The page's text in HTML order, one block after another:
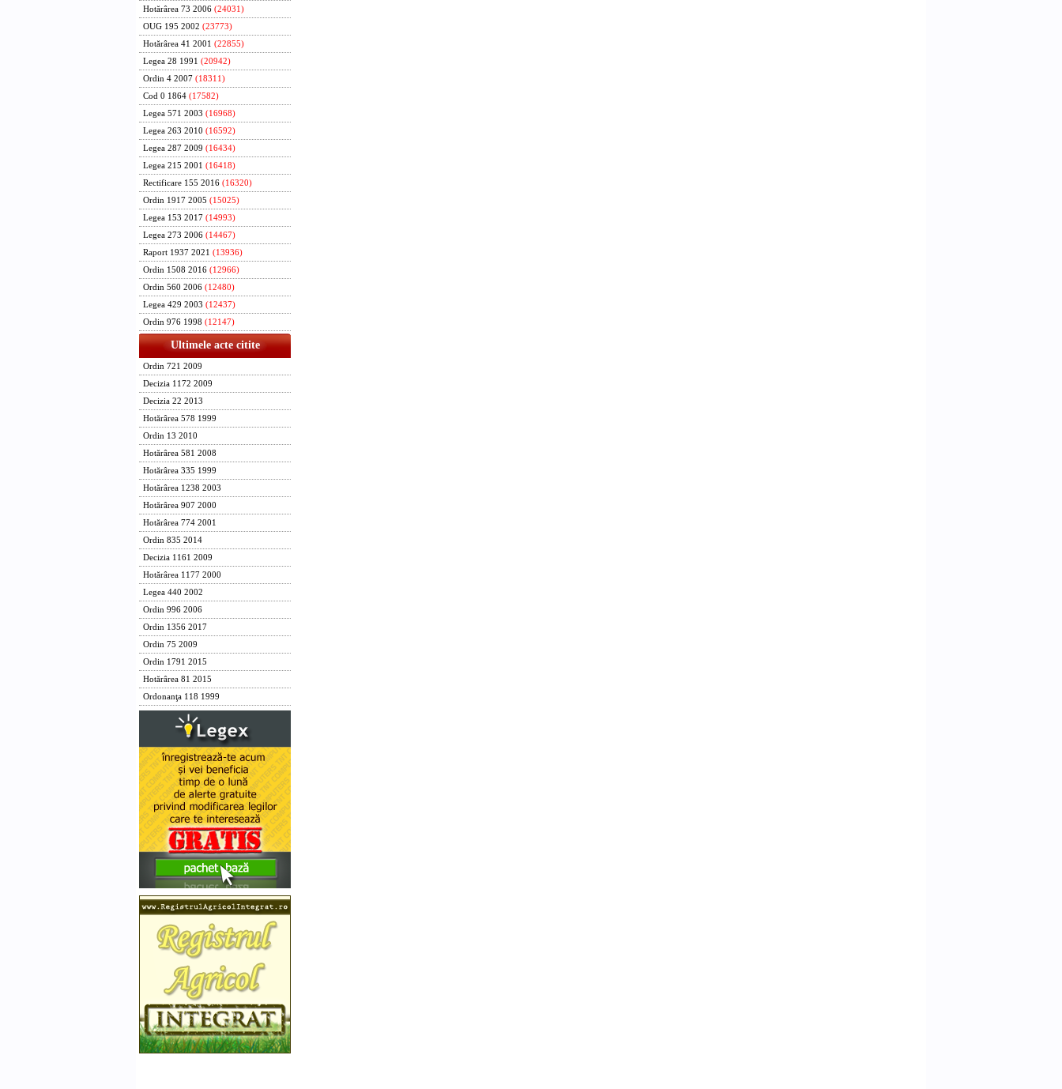
Hotărârea 73 2006 (24031)
OUG 195 2002 (23773)
Hotărârea 41 2001 (22855)
Legea 28 1991 (20942)
Ordin 4 2007 (18311)
Cod 0 1864 (17582)
Legea 571 2003 (16968)
Legea 263 2010 (16592)
Legea 287 2009 (16434)
Legea 215 2001 (16418)
Rectificare 155 2016 (16320)
Ordin 1917 2005 (15025)
Legea 153 2017 (14993)
Legea 273 2006 (14467)
Raport 1937 2021 (13936)
Ordin 1508 2016 (12966)
Ordin 560 2006 (12480)
Legea 429 2003 (12437)
Ordin 976 1998 (12147)
Ultimele acte citite
Ordin 721 2009
Decizia 1172 2009
Decizia 22 2013
Hotărârea 578 1999
Ordin 13 2010
Hotărârea 581 2008
Hotărârea 335 1999
Hotărârea 1238 2003
Hotărârea 907 2000
Hotărârea 774 2001
Ordin 835 2014
Decizia 1161 2009
Hotărârea 1177 2000
Legea 440 2002
Ordin 996 2006
Ordin 1356 2017
Ordin 75 2009
Ordin 1791 2015
Hotărârea 81 2015
Ordonanţa 118 1999